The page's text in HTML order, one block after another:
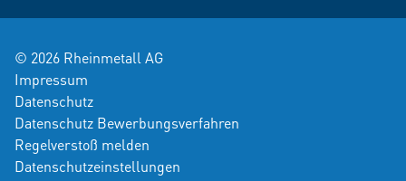
© 2026 Rheinmetall AG
Impressum
Datenschutz
Datenschutz Bewerbungsverfahren
Regelverstoß melden
Datenschutzeinstellungen